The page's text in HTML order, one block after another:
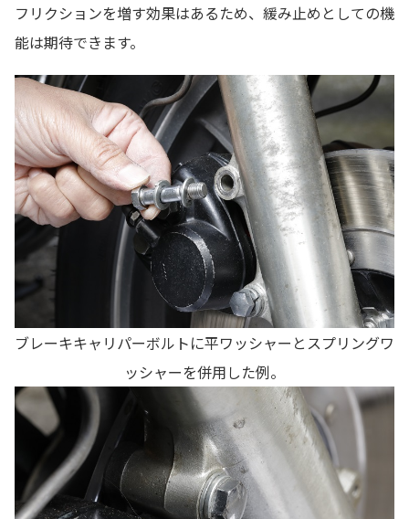
フリクションを増す効果はあるため、緩み止めとしての機
能は期待できます。
ブレーキキャリパーボルトに平ワッシャーとスプリングワ
ッシャーを併用した例。